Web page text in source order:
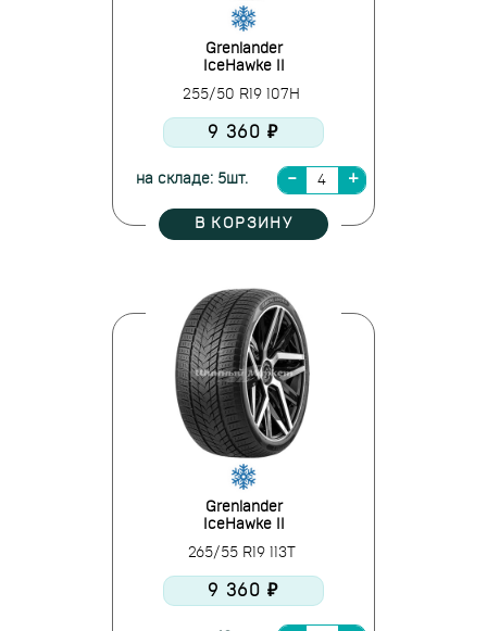
Grenlander
IceHawke II
255/50 R19 107H
9 360 ₽
на складе: 5шт.
В КОРЗИНУ
Grenlander
IceHawke II
265/55 R19 113T
9 360 ₽